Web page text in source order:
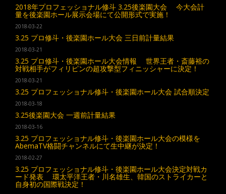
2018年プロフェッショナル修斗 3.25後楽園大会 今大会計
量を後楽園ホール展示会場にて公開形式で実施！
2018-03-22
3.25 プロ修斗・後楽園ホール大会 三日前計量結果
2018-03-21
3.25 プロ修斗・後楽園ホール大会情報 世界王者・斎藤裕の
対戦相手がフィリピンの超攻撃型フィニッシャーに決定！
2018-03-21
3.25 プロフェッショナル修斗・後楽園ホール大会 試合順決定
2018-03-18
3.25後楽園大会 一週前計量結果
2018-03-16
3.25 プロフェッショナル修斗・後楽園ホール大会の模様を
AbemaTV格闘チャンネルにて生中継が決定！
2018-02-27
3.25 プロフェッショナル修斗・後楽園ホール大会決定対戦カ
ード発表 環太平洋王者・川名雄生、韓国のストライカーと
自身初の国際戦決定！